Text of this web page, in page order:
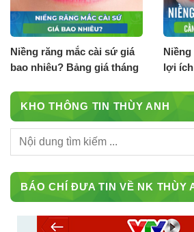
Niềng răng mắc cài sứ giá
bao nhiêu? Bảng giá tháng
lợi
KHO THÔNG TIN THÙY ANH
BÁO CHÍ ĐƯA TIN VỀ NK THÙY